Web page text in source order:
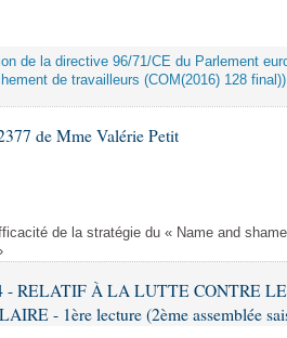
de la directive 96/71/CE du Parlement
de travailleurs (COM(2016) 128 final))
de Mme Valérie Petit
de la stratégie du « Name and
- RELATIF À LA LUTTE CONTRE
- 1ère lecture (2ème assemblée